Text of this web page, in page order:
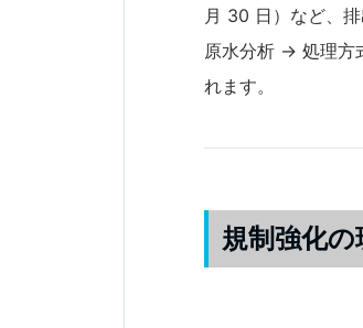
月 30 日）など、
原水分析 → 処理方
れます。
規制強化の